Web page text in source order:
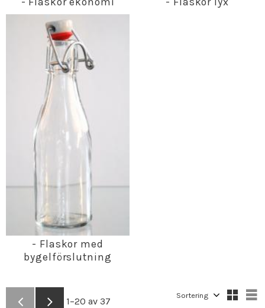
- Flaskor med
bygelförslutning
1–20 av 37